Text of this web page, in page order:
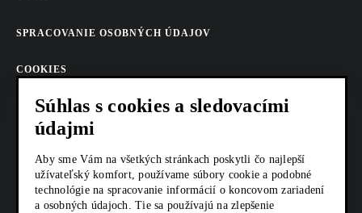
SPRACOVANIE OSOBNÝCH ÚDAJOV
COOKIES
AKTUALITY
KARIÉRA
Z SHOP
Súhlas s cookies a sledovacími
údajmi
Aby sme Vám na všetkých stránkach poskytli čo najlepší
užívateľský komfort, používame súbory cookie a podobné
technológie na spracovanie informácií o koncovom zariadení
a osobných údajoch. Tie sa používajú na zlepšenie